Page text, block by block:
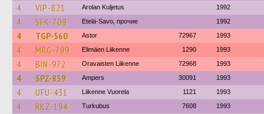
4 VIP-821 Arolan Kuljetus 1992
4 SFK-709 Etelä-Savo, прочие 1992
4 TGP-560 Astor 72967 1993
4 MRG-799 Elimäen Liikenne 1290 1993
4 BIN-972 Oravaisten Liikenne 72968 1993
4 SPZ-839 Ampers 30091 1993
4 UFU-431 Liikenne Vuorela 1121 1993
4 RKZ-194 Turkubus 7608 1993